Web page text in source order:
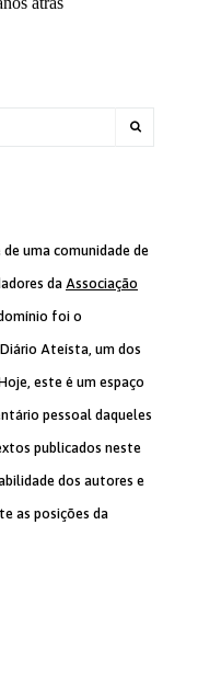
uma comunidade de
daAssociação
foi o
Ateísta, um dos
este é um espaço
pessoal daqueles
publicados neste
dos autores e
as posições da